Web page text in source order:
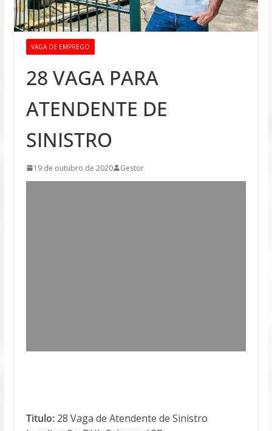
VAGA DE EMPREGO
28 VAGA PARA
ATENDENTE DE
SINISTRO
19 de outubro de 2020 Gestor
Titulo:28 Vaga de Atendente de Sinistro